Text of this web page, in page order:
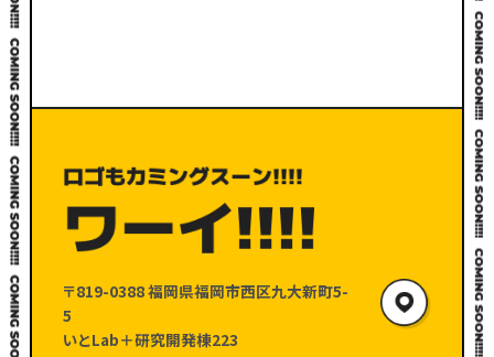
〒819-0388福岡県福岡市西区九大新町5-
5
いとLab＋研究開発棟223